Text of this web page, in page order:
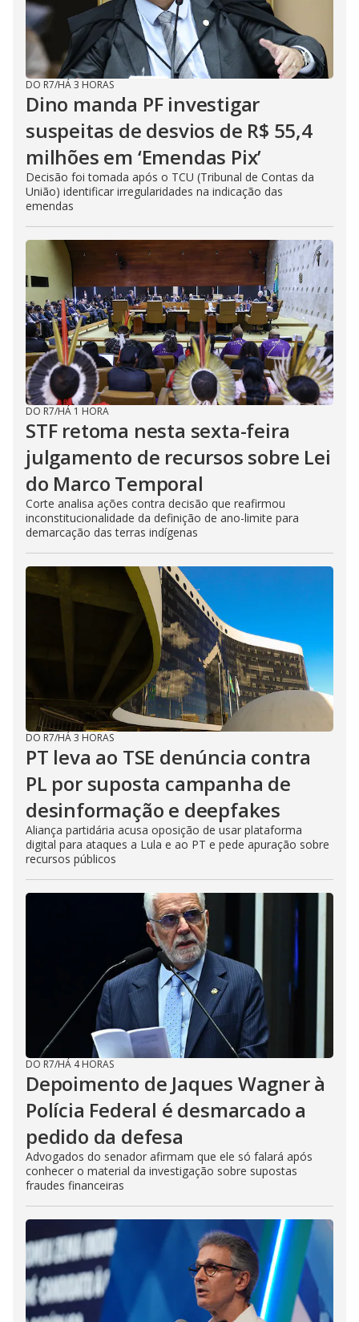
DO R7/HÁ 3 HORAS
Dino manda PF investigar
suspeitas de desvios de R$ 55,4
milhões em ‘Emendas Pix’
Decisão foi tomada após o TCU (Tribunal de Contas da
União) identificar irregularidades na indicação das
emendas
DO R7/HÁ 1 HORA
STF retoma nesta sexta-feira
julgamento de recursos sobre Lei
do Marco Temporal
Corte analisa ações contra decisão que reafirmou
inconstitucionalidade da definição de ano-limite para
demarcação das terras indígenas
DO R7/HÁ 3 HORAS
PT leva ao TSE denúncia contra
PL por suposta campanha de
desinformação e deepfakes
Aliança partidária acusa oposição de usar plataforma
digital para ataques a Lula e ao PT e pede apuração sobre
recursos públicos
DO R7/HÁ 4 HORAS
Depoimento de Jaques Wagner à
Polícia Federal é desmarcado a
pedido da defesa
Advogados do senador afirmam que ele só falará após
conhecer o material da investigação sobre supostas
fraudes financeiras